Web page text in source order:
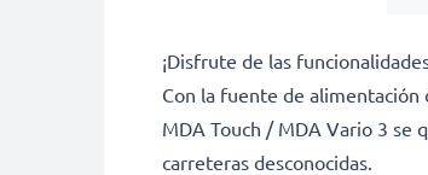
¡Disfrute de las
Con la fuente de alimentación
MDA Touch / MDA Vario 3 se
carreteras desconocidas.